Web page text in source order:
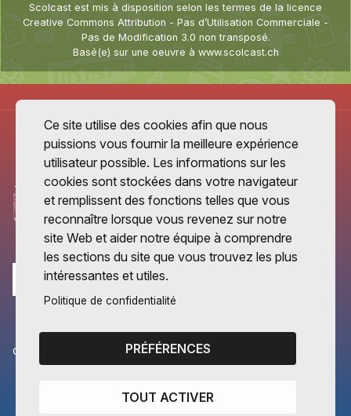
Scolcast est mis à disposition selon les termes de la licence
Creative Commons Attribution - Pas d’Utilisation Commerciale -
Pas de Modification 3.0 non transposé.
Basé(e) sur une oeuvre à www.scolcast.ch
CANTONS PARTENAIRES
Vaud
Ce site utilise des cookies afin que nous
puissions vous fournir la meilleure expérience
utilisateur possible. Les informations sur les
cookies sont stockées dans votre navigateur
et remplissent des fonctions telles que vous
reconnaître lorsque vous revenez sur notre
site Web et aider notre équipe à comprendre
les sections du site que vous trouvez les plus
intéressantes et utiles.
Politique de confidentialité
PRÉFÉRENCES
TOUT ACTIVER